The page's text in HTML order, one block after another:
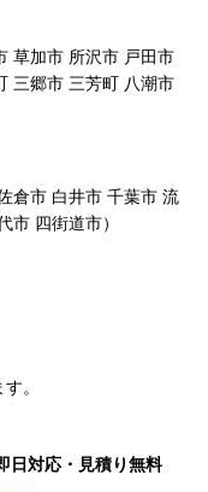
草加市 所沢市 戸田市
三郷市 三芳町 八潮市
倉市 白井市 千葉市 流
市 四街道市）
。
日対応・見積り無料